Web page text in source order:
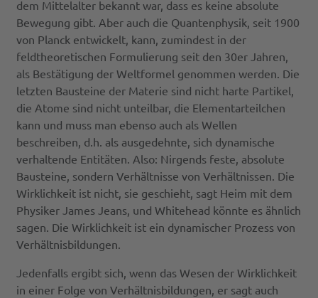
dem Mittelalter bekannt war, dass es keine absolute
Bewegung gibt. Aber auch die Quantenphysik, seit 1900
von Planck entwickelt, kann, zumindest in der
feldtheoretischen Formulierung seit den 30er Jahren,
als Bestätigung der Weltformel genommen werden. Die
letzten Bausteine der Materie sind nicht harte Partikel,
die Atome sind nicht unteilbar, die Elementarteilchen
kann und muss man ebenso auch als Wellen
beschreiben, d.h. als ausgedehnte, sich dynamische
verhaltende Entitäten. Also: Nirgends feste, absolute
Bausteine, sondern Verhältnisse von Verhältnissen. Die
Wirklichkeit ist nicht, sie geschieht, sagt Heim mit dem
Physiker James Jeans, und Whitehead könnte es ähnlich
sagen. Die Wirklichkeit ist ein dynamischer Prozess von
Verhältnisbildungen.
Jedenfalls ergibt sich, wenn das Wesen der Wirklichkeit
in einer Folge von Verhältnisbildungen, er sagt auch